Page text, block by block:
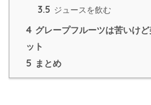
3.5 ジュースを飲む
4 グレープフルーツは苦いけ
ット
5 まとめ